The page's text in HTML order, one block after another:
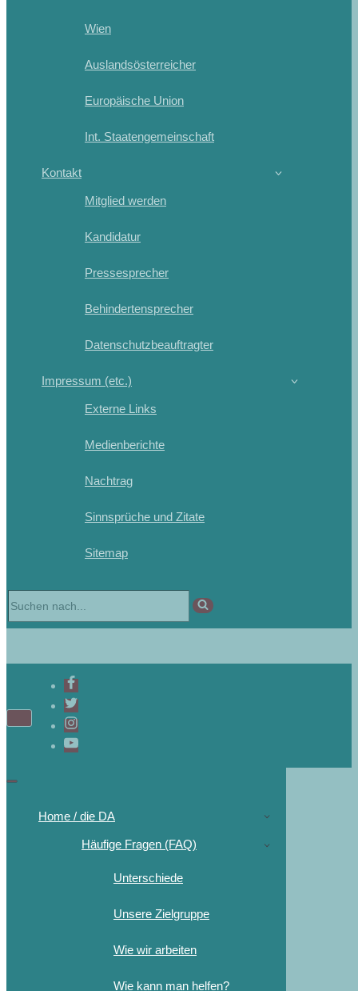
Wien
Auslandsösterreicher
Europäische Union
Int. Staatengemeinschaft
Kontakt
Mitglied werden
Kandidatur
Pressesprecher
Behindertensprecher
Datenschutzbeauftragter
Impressum (etc.)
Externe Links
Medienberichte
Nachtrag
Sinnsprüche und Zitate
Sitemap
Home / die DA
Häufige Fragen (FAQ)
Unterschiede
Unsere Zielgruppe
Wie wir arbeiten
Wie kann man helfen?